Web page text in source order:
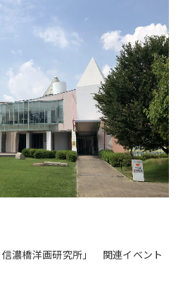
濃橋洋画研究所」 関連イベント